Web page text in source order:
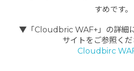
すめです。
▼「Cloudbric WAF+」の詳細
サイトをご参照くだ
Cloudbirc